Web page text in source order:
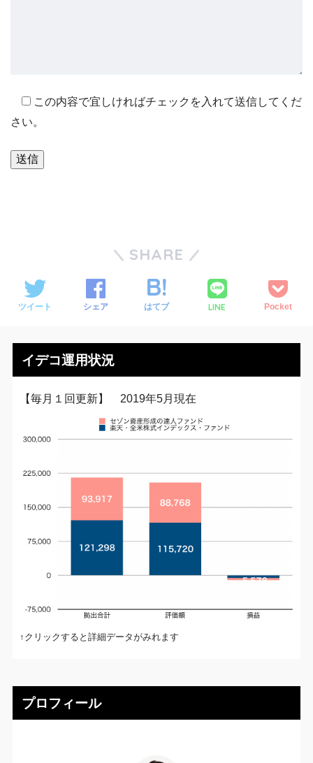
この内容で宜しければチェックを入れて送信してくだ
さい。
SHARE
ツイート シェア はてブ LINE Pocket
イデコ運用状況
【毎月１回更新】 2019年5月現在
↑クリックすると詳細データがみれます
プロフィール